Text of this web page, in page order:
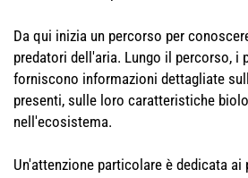
Da qui inizia un percorso per
predatori dell'aria. Lungo il percorso, i
forniscono informazioni dettagliate
presenti, sulle loro caratteristiche
nell'ecosistema.
Un'attenzione particolare è dedicata ai